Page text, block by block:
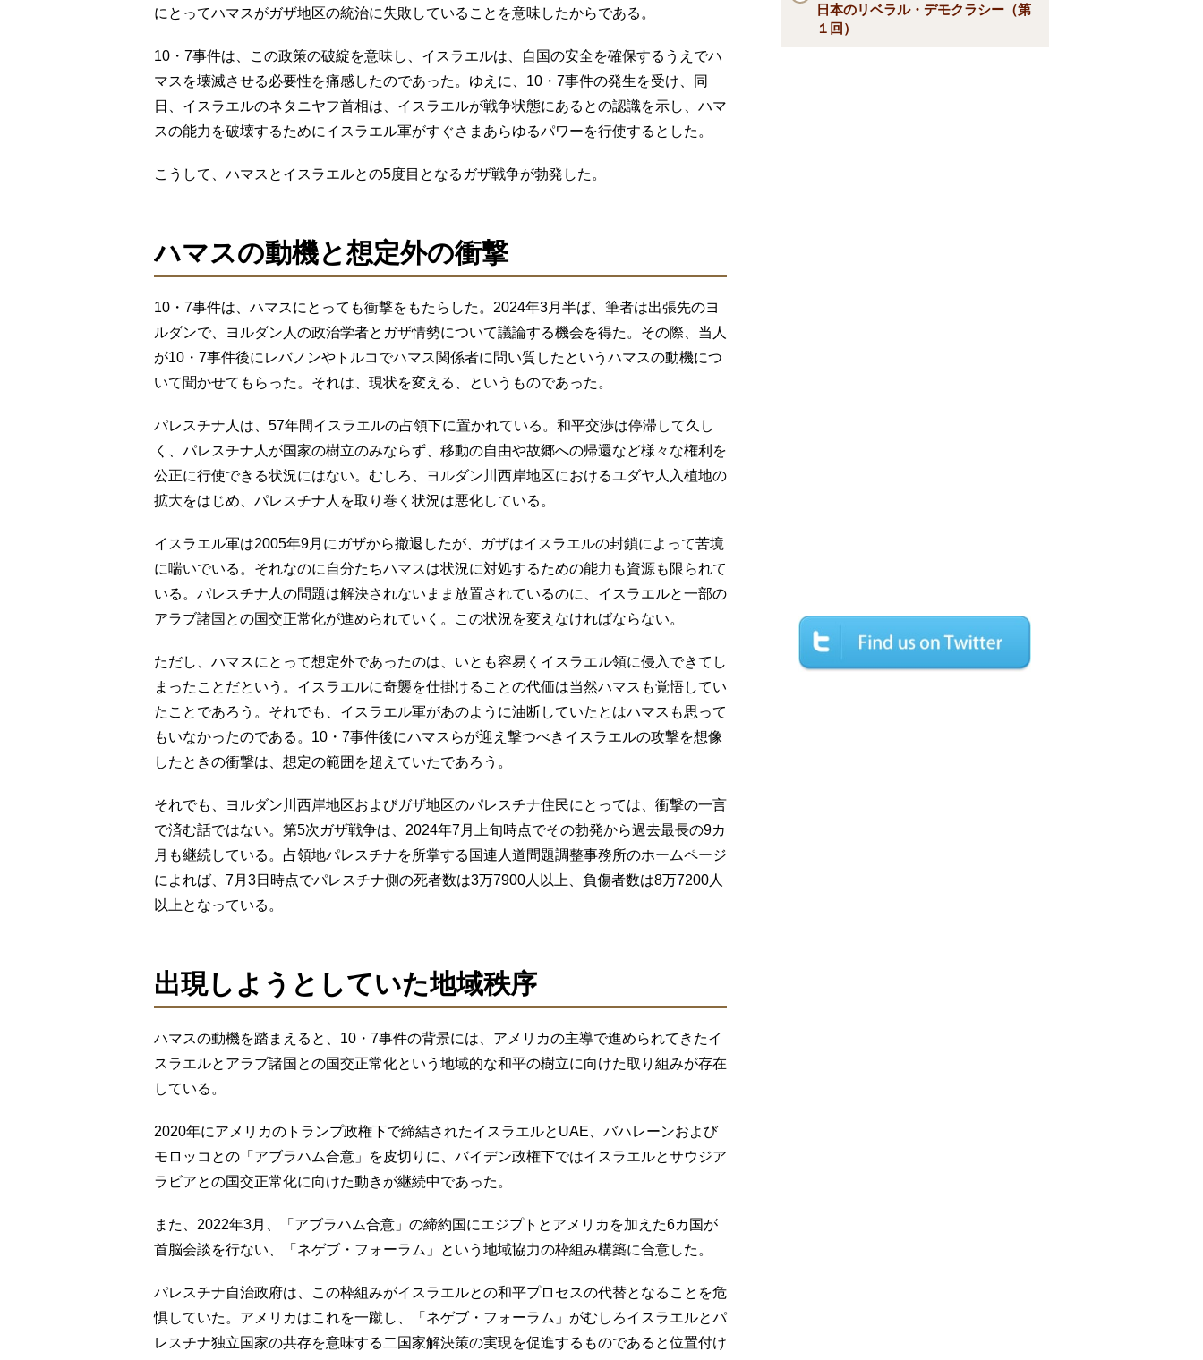
にとってハマスがガザ地区の統治に失敗していることを意味したからである。
10・7事件は、この政策の破綻を意味し、イスラエルは、自国の安全を確保するうえでハ
マスを壊滅させる必要性を痛感したのであった。ゆえに、10・7事件の発生を受け、同
日、イスラエルのネタニヤフ首相は、イスラエルが戦争状態にあるとの認識を示し、ハマ
スの能力を破壊するためにイスラエル軍がすぐさまあらゆるパワーを行使するとした。
こうして、ハマスとイスラエルとの5度目となるガザ戦争が勃発した。
ハマスの動機と想定外の衝撃
10・7事件は、ハマスにとっても衝撃をもたらした。2024年3月半ば、筆者は出張先のヨ
ルダンで、ヨルダン人の政治学者とガザ情勢について議論する機会を得た。その際、当人
が10・7事件後にレバノンやトルコでハマス関係者に問い質したというハマスの動機につ
いて聞かせてもらった。それは、現状を変える、というものであった。
パレスチナ人は、57年間イスラエルの占領下に置かれている。和平交渉は停滞して久し
く、パレスチナ人が国家の樹立のみならず、移動の自由や故郷への帰還など様々な権利を
公正に行使できる状況にはない。むしろ、ヨルダン川西岸地区におけるユダヤ人入植地の
拡大をはじめ、パレスチナ人を取り巻く状況は悪化している。
イスラエル軍は2005年9月にガザから撤退したが、ガザはイスラエルの封鎖によって苦境
に喘いでいる。それなのに自分たちハマスは状況に対処するための能力も資源も限られて
いる。パレスチナ人の問題は解決されないまま放置されているのに、イスラエルと一部の
アラブ諸国との国交正常化が進められていく。この状況を変えなければならない。
ただし、ハマスにとって想定外であったのは、いとも容易くイスラエル領に侵入できてし
まったことだという。イスラエルに奇襲を仕掛けることの代価は当然ハマスも覚悟してい
たことであろう。それでも、イスラエル軍があのように油断していたとはハマスも思って
もいなかったのである。10・7事件後にハマスらが迎え撃つべきイスラエルの攻撃を想像
したときの衝撃は、想定の範囲を超えていたであろう。
それでも、ヨルダン川西岸地区およびガザ地区のパレスチナ住民にとっては、衝撃の一言
で済む話ではない。第5次ガザ戦争は、2024年7月上旬時点でその勃発から過去最長の9カ
月も継続している。占領地パレスチナを所掌する国連人道問題調整事務所のホームページ
によれば、7月3日時点でパレスチナ側の死者数は3万7900人以上、負傷者数は8万7200人
以上となっている。
出現しようとしていた地域秩序
ハマスの動機を踏まえると、10・7事件の背景には、アメリカの主導で進められてきたイ
スラエルとアラブ諸国との国交正常化という地域的な和平の樹立に向けた取り組みが存在
している。
2020年にアメリカのトランプ政権下で締結されたイスラエルとUAE、バハレーンおよび
モロッコとの「アブラハム合意」を皮切りに、バイデン政権下ではイスラエルとサウジア
ラビアとの国交正常化に向けた動きが継続中であった。
また、2022年3月、「アブラハム合意」の締約国にエジプトとアメリカを加えた6カ国が
首脳会談を行ない、「ネゲブ・フォーラム」という地域協力の枠組み構築に合意した。
パレスチナ自治政府は、この枠組みがイスラエルとの和平プロセスの代替となることを危
惧していた。アメリカはこれを一蹴し、「ネゲブ・フォーラム」がむしろイスラエルとパ
レスチナ独立国家の共存を意味する二国家解決策の実現を促進するものであると位置付け
日本のリベラル・デモクラシー（第
１回）